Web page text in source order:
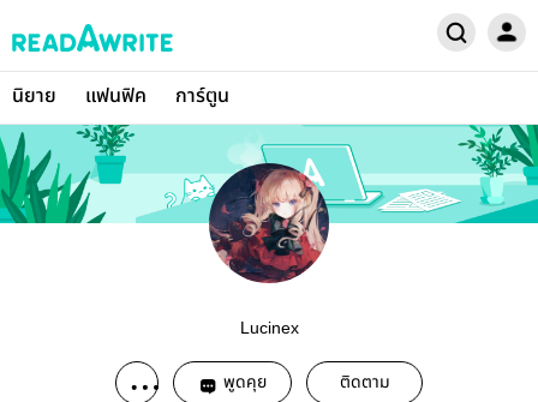
นิยาย แฟนฟิค การ์ตูน
Lucinex
พูดคุย ติดตาม